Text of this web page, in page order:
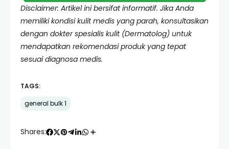
Disclaimer: Artikel ini bersifat informatif. Jika Anda
memiliki kondisi kulit medis yang parah, konsultasikan
dengan dokter spesialis kulit (Dermatolog) untuk
mendapatkan rekomendasi produk yang tepat
sesuai diagnosa medis.
TAGS:
general bulk 1
Shares: